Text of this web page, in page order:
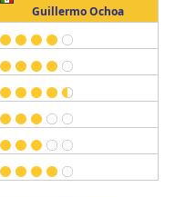
Guillermo Ochoa